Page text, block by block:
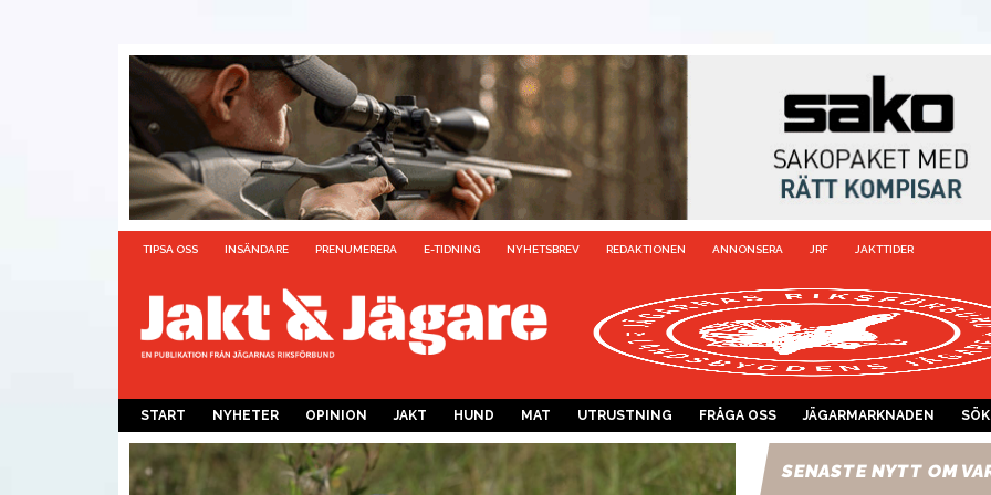
TIPSA OSS INSÄNDARE PRENUMERERA E-TIDNING NYHETSBREV REDAKTIONEN ANNONSERA JRF JAKTTIDER
START NYHETER OPINION JAKT HUND MAT UTRUSTNING FRÅGA OSS JÄGARMARKNADEN SÖK
SENASTE NYTT OM